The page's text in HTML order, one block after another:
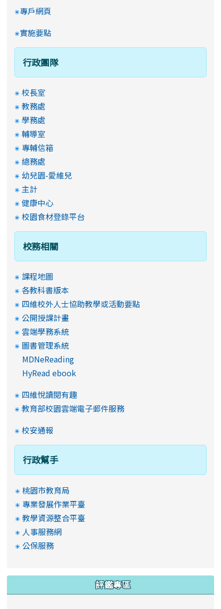
專戶網頁
實施要點
行政團隊
校長室
教務處
學務處
輔導室
專輔信箱
總務處
幼兒園-愛維兒
主計
健康中心
校園食材登錄平台
校務相關
課程地圖
各教科書版本
四維校外人士協助教學或活動要點
公開授課計畫
雲端學務系統
圖書管理系統
MDNeReading
HyRead ebook
四維悅讀閱有趣
教育部校園雲端電子郵件服務
校安通報
行政幫手
桃園市教育局
專業發展作業平臺
教學資源整合平臺
人事服務網
公保服務
評鑑專區